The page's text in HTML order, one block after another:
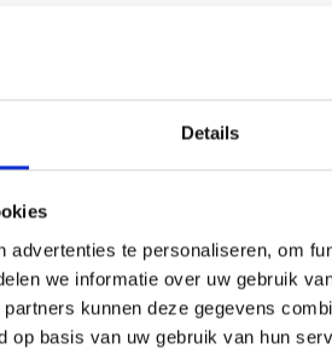
Details
advertenties te personaliseren, om
we informatie over uw gebruik
kunnen deze gegevens
op basis van uw gebruik van hun
Shell Extract, Linalool,
voor de meest actuele